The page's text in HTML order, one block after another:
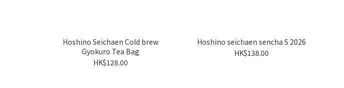
Hoshino Seichaen Cold brew
Gyokuro Tea Bag
HK$128.00
Hoshino seichaen sencha S 2026
HK$138.00